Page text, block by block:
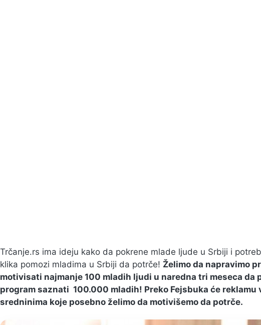
Trčanje.rs ima ideju kako da pokrene mlade ljude u Srbiji i
klika pomozi mladima u Srbiji da potrče! Želimo da napravimo
motivisati najmanje 100 mladih ljudi u naredna tri meseca da
program saznati 100.000 mladih! Preko Fejsbuka će
sredninima koje posebno želimo da motivišemo da potrče.